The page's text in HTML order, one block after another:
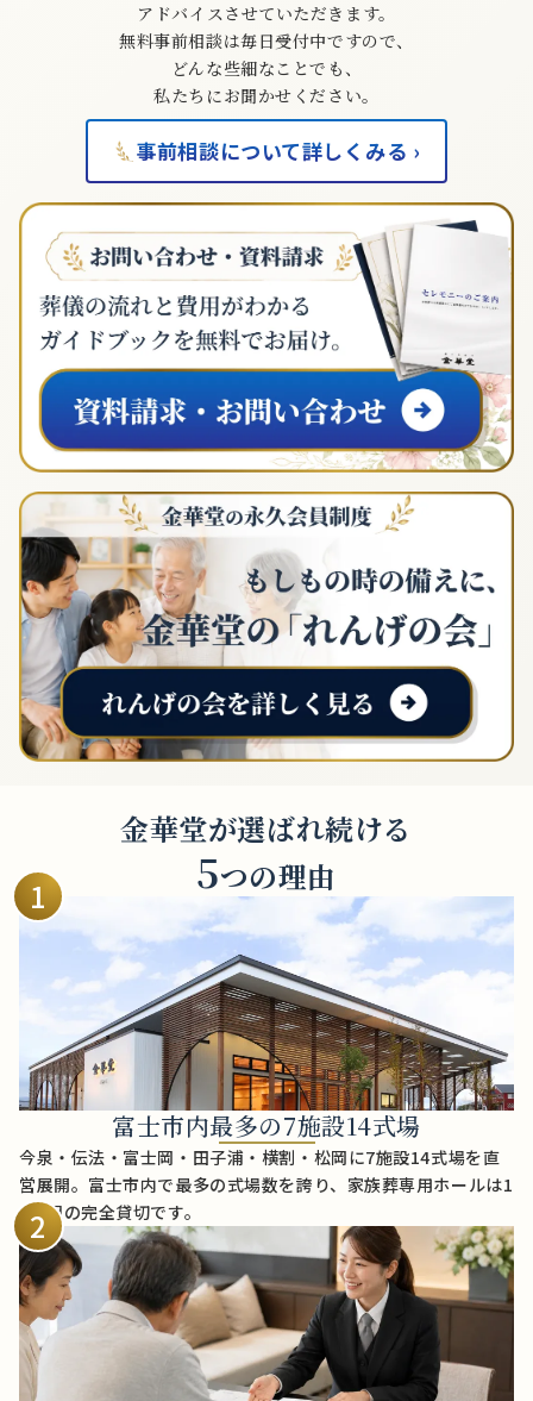
アドバイスさせていただきます。
無料事前相談は毎日受付中ですので、
どんな些細なことでも、
私たちにお聞かせください。
事前相談について詳しくみる
金華堂が選ばれ続ける
5つの理由
1
富士市内最多の7施設14式場
今泉・伝法・富士岡・田子浦・横割・松岡に7施設14式場を直
営展開。富士市内で最多の式場数を誇り、家族葬専用ホールは1
日1組の完全貸切です。
2